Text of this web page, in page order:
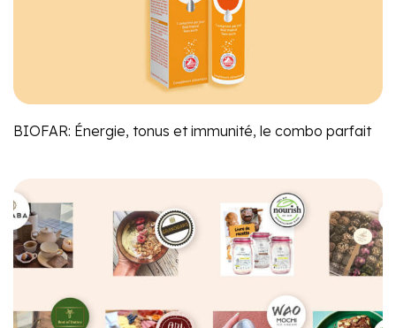
BIOFAR: Énergie, tonus et immunité, le combo parfait